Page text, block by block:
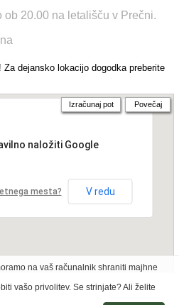
20.00 na letališču v Prečni.
dejansko lokacijo dogodka preberite
naložiti Google
mesta? V redu
Izračunaj pot Povečaj
na vaš računalnik shraniti majhne
vašo privolitev. Se strinjate? Ali želite